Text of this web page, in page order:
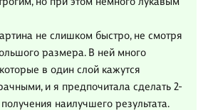
не слишком быстро, не смотря
размера. В ней много
в один слой кажутся
и я предпочитала сделать 2-
наилучшего результата.